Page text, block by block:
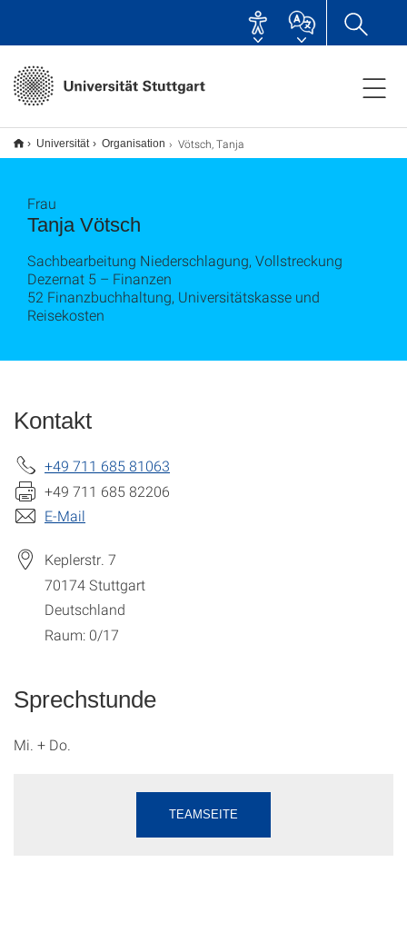
Universität Organisation Vötsch, Tanja
Tanja Vötsch
Frau
Sachbearbeitung Niederschlagung, Vollstreckung
Dezernat 5 – Finanzen
52 Finanzbuchhaltung, Universitätskasse und
Reisekosten
Kontakt
+49 711 685 81063
+49 711 685 82206
E-Mail
Keplerstr. 7
70174Stuttgart
Deutschland
Raum: 0/17
Sprechstunde
Mi. + Do.
TEAMSEITE